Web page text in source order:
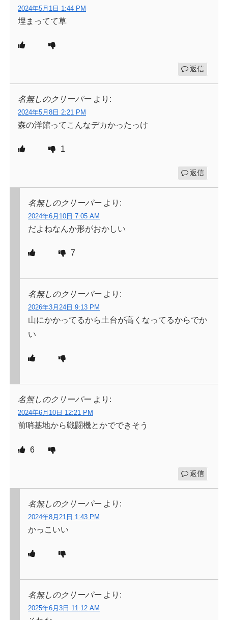
2024年5月1日 1:44 PM
埋まってて草
返信
名無しのクリーパー より:
2024年5月8日 2:21 PM
森の洋館ってこんなデカかったっけ
1
返信
名無しのクリーパー より:
2024年6月10日 7:05 AM
だよねなんか形がおかしい
7
名無しのクリーパー より:
2026年3月24日 9:13 PM
山にかかってるから土台が高くなってるからでか
い
名無しのクリーパー より:
2024年6月10日 12:21 PM
前哨基地から戦闘機とかでできそう
6
返信
名無しのクリーパー より:
2024年8月21日 1:43 PM
かっこいい
名無しのクリーパー より:
2025年6月3日 11:12 AM